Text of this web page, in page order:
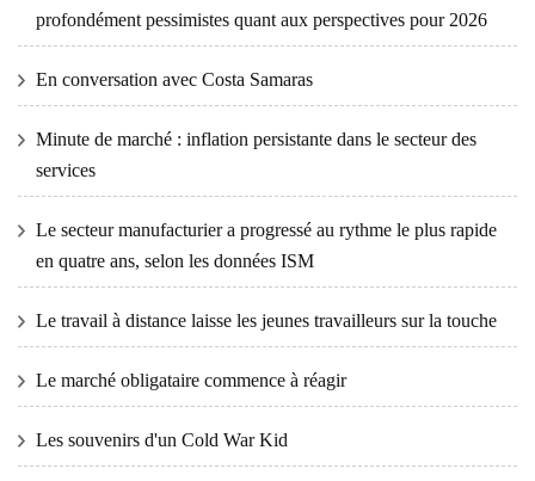
profondément pessimistes quant aux perspectives pour 2026
En conversation avec Costa Samaras
Minute de marché : inflation persistante dans le secteur des
services
Le secteur manufacturier a progressé au rythme le plus rapide
en quatre ans, selon les données ISM
Le travail à distance laisse les jeunes travailleurs sur la touche
Le marché obligataire commence à réagir
Les souvenirs d'un Cold War Kid